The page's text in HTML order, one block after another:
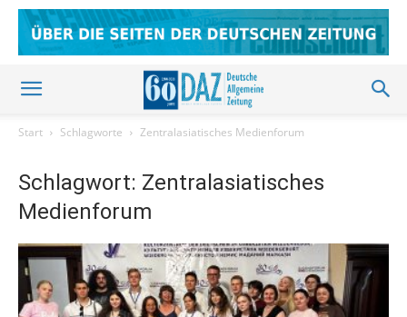
Start Schlagworte Zentralasiatisches Medienforum
Schlagwort: Zentralasiatisches
Medienforum